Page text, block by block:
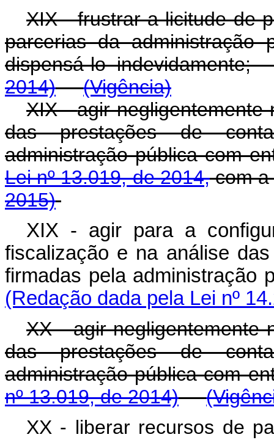
XIX - frustrar a licitude de
parcerias da administração
dispensá-lo
2014)
(Vigência)
XIX -agir negligentemente
das prestações de
administração pública
Lei nº 13.019, de 2014,com a
2015)
XIX - agir para a
fiscalização e na análise
firmadas pela
(Redação dada pela Lei nº
XX - agir negligentemente
das prestações de
administração pública com
nº 13.019, de 2014)
XX - liberar recursos de